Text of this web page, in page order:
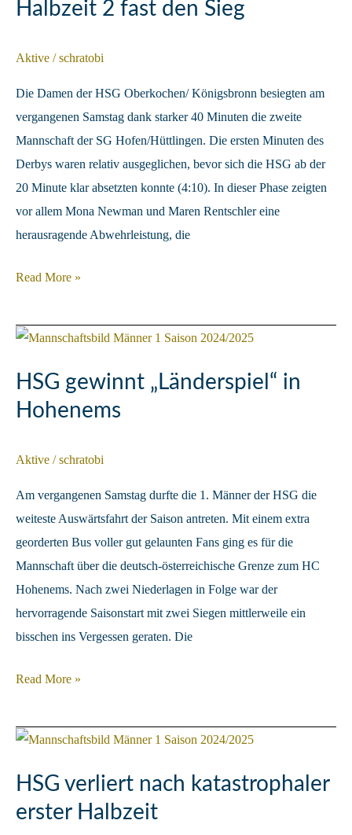
entscheiden
Halbzeit 2 fast den Sieg
Aktive /schratobi
Die Damen der HSG Oberkochen/ Königsbronn besiegten am
vergangenen Samstag dank starker 40 Minuten die zweite
Mannschaft der SG Hofen/Hüttlingen. Die ersten Minuten des
Derbys waren relativ ausgeglichen, bevor sich die HSG ab der
20 Minute klar absetzten konnte (4:10). In dieser Phase zeigten
vor allem Mona Newman und Maren Rentschler eine
herausragende Abwehrleistung, die
HSG
verspielen
Halbzeit
fast
Sieg
Read More »
HSG gewinnt „Länderspiel“ in
Hohenems
Aktive /schratobi
Am vergangenen Samstag durfte die 1. Männer der HSG die
weiteste Auswärtsfahrt der Saison antreten. Mit einem extra
georderten Bus voller gut gelaunten Fans ging es für die
Mannschaft über die deutsch-österreichische Grenze zum HC
Hohenems. Nach zwei Niederlagen in Folge war der
hervorragende Saisonstart mit zwei Siegen mittlerweile ein
bisschen ins Vergessen geraten. Die
HSG
„Länderspiel“
Hohenems
Read More »
HSG verliert nach katastrophaler
erster Halbzeit